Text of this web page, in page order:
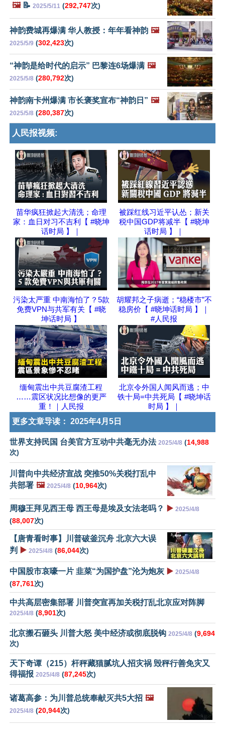
🖼️📝 2025/5/11 (292,747次)
神韵费城再爆满 华人教授：年年看神韵 🖼️
2025/5/9 (302,423次)
“神韵是给时代的启示” 巴黎连6场爆满 🖼️
2025/5/8 (280,792次)
神韵南卡州爆满 市长褒奖宣布“神韵日” 🖼️
2025/5/8 (280,387次)
人民报视频:
苗华疯狂掀起大清洗；命理
家：血日对习不吉利【 #晓坤
话时局 】｜
被踩红线习近平认怂；新关
税中国GDP将减半【 #晓坤
话时局 】｜
污染太严重 中南海怕了？5款
免费VPN与共军有关【 #晓
坤话时局 】
胡耀邦之子病逝；“稳楼市”不
稳房价【 #晓坤话时局 】｜
#人民报
缅甸震出中共豆腐渣工程
……震区状况比想像的更严
重！｜人民报
北京令外国人闻风而逃；中
铁十局=中共死局【 #晓坤话
时局 】｜
更多文章导读： 2025年4月5日
世界支持民国 台美官方互动中共毫无办法 2025/4/8 (14,988
次)
川普向中共经济宣战 突推50%关税打乱中
共部署 🖼️ 2025/4/8 (10,964次)
周穆王拜见西王母 西王母是埃及女法老吗？ ▶️ 2025/4/8
(88,007次)
【唐青看时事】川普破釜沉舟 北京六大误
判
▶️ 2025/4/8 (86,044次)
中国股市哀嚎一片 韭菜“为国护盘”沦为炮灰 ▶️ 2025/4/8
(87,761次)
中共高层密集部署 川普突宣再加关税打乱北京应对阵脚
2025/4/8 (8,901次)
北京搬石砸头 川普大怒 美中经济或彻底脱钩 2025/4/8 (9,694
次)
天下奇谭（215）杆秤藏猫腻坑人招灾祸 毁秤行善免灾又
得福报 2025/4/8 (87,245次)
诸葛高参：为川普总统奉献灭共5大招 🖼️
2025/4/8 (20,944次)